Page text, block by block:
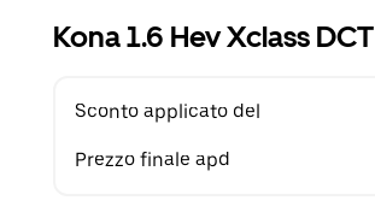
Kona 1.6 Hev Xclass DCT
Sconto applicato del
Prezzo finale apd